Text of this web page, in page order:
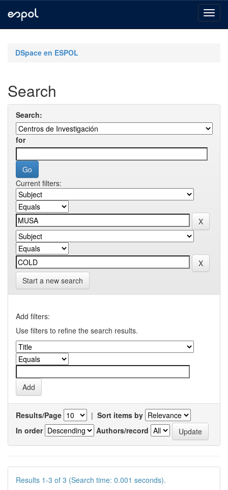
navigationDSpace en ESPOL
Search
Search:
for
Current filters:
Start a new search
Add filters:
Use filters to refine the search results.
Results/Page | Sort items by
In order
Authors/record
Results 1-3 of 3 (Search time: 0.001 seconds).